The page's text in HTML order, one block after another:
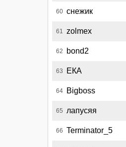
60 снежик
61 zolmex
62 bond2
63 ЕКА
64 Bigboss
65 лапусяя
66 Terminator_5